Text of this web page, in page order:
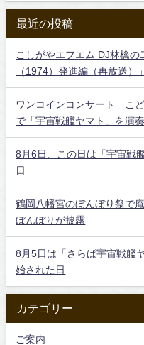
最近の投稿
こしがやエフエム DJ林檎
（1974）発進編（再放送）
ワンコインコンサート こ
で「宇宙戦艦ヤマト」を演
8月6日、この日は「宇宙戦
日
鶴岡八幡宮のぼんぼり祭で
ぼんぼりが披露
8月5日は「さらば宇宙戦艦
始された日
カテゴリー
ご案内